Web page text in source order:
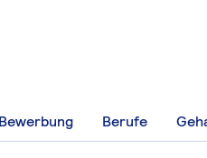
Bewerbung Berufe